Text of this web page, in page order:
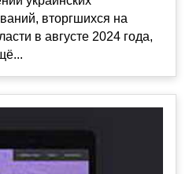
вторгшихся на
в августе 2024 года,